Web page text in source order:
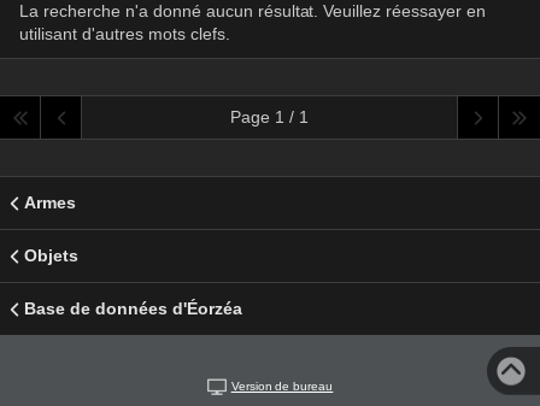
La recherche n'a donné aucun résultat. Veuillez réessayer en
utilisant d'autres mots clefs.
Page 1 / 1
Armes
Objets
Base de données d'Éorzéa
Version de bureau